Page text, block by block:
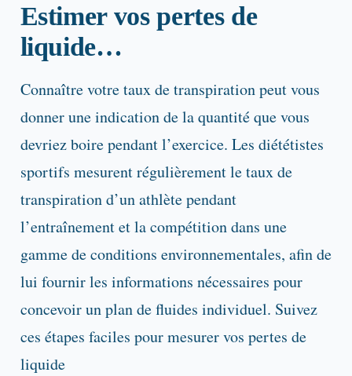
Estimer vos pertes de
liquide…
Connaître votre taux de transpiration peut vous
donner une indication de la quantité que vous
devriez boire pendant l’exercice. Les diététistes
sportifs mesurent régulièrement le taux de
transpiration d’un athlète pendant
l’entraînement et la compétition dans une
gamme de conditions environnementales, afin de
lui fournir les informations nécessaires pour
concevoir un plan de fluides individuel. Suivez
ces étapes faciles pour mesurer vos pertes de
liquide